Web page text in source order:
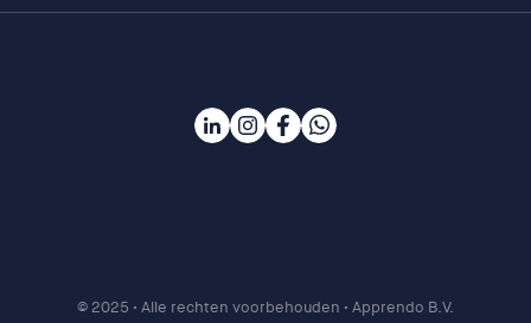
© 2025 • Alle rechten voorbehouden • Apprendo B.V.